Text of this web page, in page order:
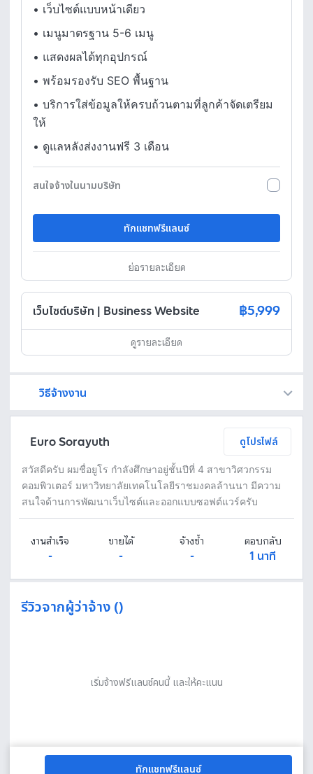
• เว็บไซต์แบบหน้าเดียว
• เมนูมาตรฐาน 5-6 เมนู
• แสดงผลได้ทุกอุปกรณ์
• พร้อมรองรับ SEO พื้นฐาน
• บริการใส่ข้อมูลให้ครบถ้วนตามที่ลูกค้าจัดเตรียม
ให้
• ดูแลหลังส่งงานฟรี 3 เดือน
สนใจจ้างในนามบริษัท
ทักแชทฟรีแลนซ์
ย่อรายละเอียด
เว็บไซต์บริษัท | Business Website ฿5,999
ดูรายละเอียด
วิธีจ้างงาน
Euro Sorayuth ดูโปรไฟล์
สวัสดีครับ ผมชื่อยูโร กำลังศึกษาอยู่ชั้นปีที่ 4 สาขาวิศวกรรม
คอมพิวเตอร์ มหาวิทยาลัยเทคโนโลยีราชมงคลล้านนา มีความ
สนใจด้านการพัฒนาเว็บไซต์และออกแบบซอฟต์แวร์ครับ
งานสำเร็จ
-
ขายได้
-
จ้างซ้ำ
-
ตอบกลับ
1 นาที
รีวิวจากผู้ว่าจ้าง ()
เริ่มจ้างฟรีแลนซ์คนนี้ และให้คะแนน
ทักแชทฟรีแลนซ์